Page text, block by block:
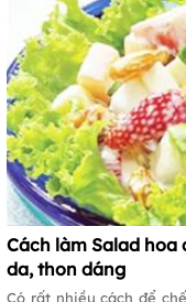
Cách làm Salad hoa
da, thon dáng
Có rất nhiều cách để